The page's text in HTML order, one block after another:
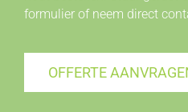
formulier of neem direct
OFFERTE